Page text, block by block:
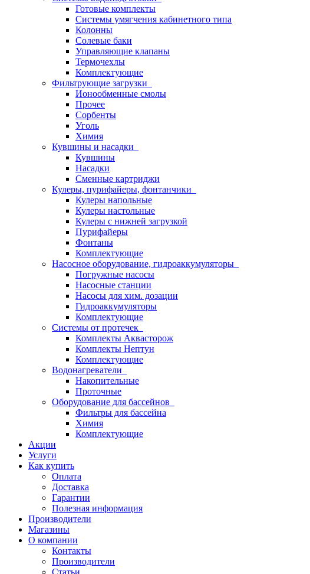
Готовые комплекты
Системы умягчения кабинетного типа
Колонны
Солевые баки
Управляющие клапаны
Термочехлы
Комплектующие
Фильтрующие загрузки
Ионообменные смолы
Прочее
Сорбенты
Уголь
Химия
Кувшины и насадки
Кувшины
Насадки
Сменные картриджи
Кулеры, пурифайеры, фонтанчики
Кулеры напольные
Кулеры настольные
Кулеры с нижней загрузкой
Пурифайеры
Фонтаны
Комплектующие
Насосное оборудование, гидроаккумуляторы
Погружные насосы
Насосные станции
Насосы для хим. дозации
Гидроаккумуляторы
Комплектующие
Системы от протечек
Комплекты Аквасторож
Комплекты Нептун
Комплектующие
Водонагреватели
Накопительные
Проточные
Оборудование для бассейнов
Фильтры для бассейна
Химия
Комплектующие
Акции
Услуги
Как купить
Оплата
Доставка
Гарантии
Полезная информация
Производители
Магазины
О компании
Контакты
Производители
Статьи